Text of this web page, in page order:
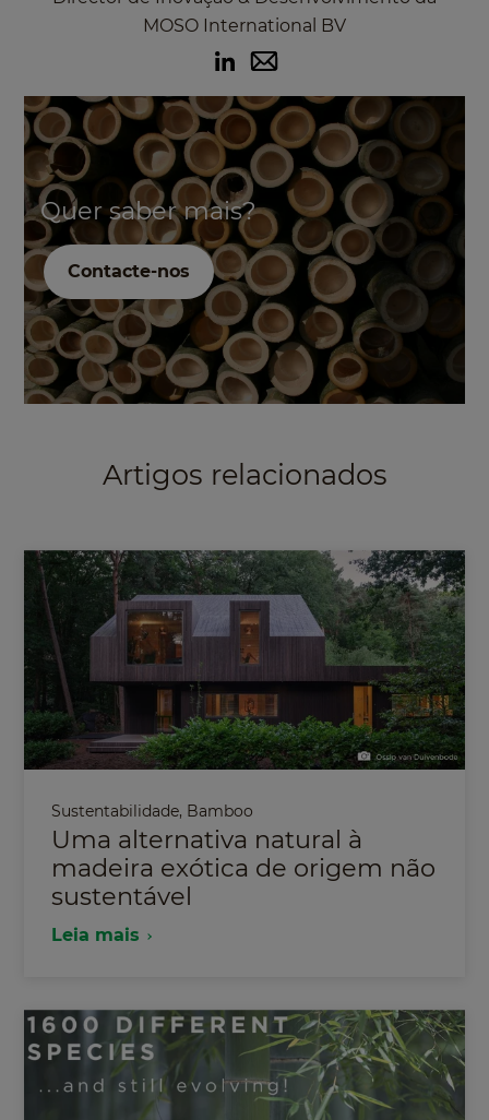
MOSO International BV
Quer saber mais?
Contacte-nos
Artigos relacionados
Sustentabilidade, Bamboo
Uma alternativa natural à
madeira exótica de origem não
sustentável
Leia mais